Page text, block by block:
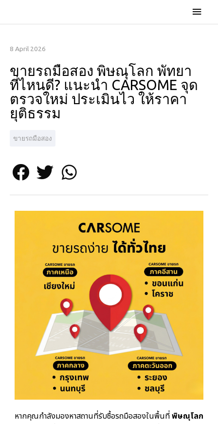
8 April 2026
ขายรถมือสอง พิษณุโลก พัทยา
ที่ไหนดี? แนะนำ CARSOME จุด
ตรวจใหม่ ประเมินไว ให้ราคา
ยุติธรรม
ขายรถมือสอง
หากคุณกำลังมองหาสถานที่รับซื้อรถมือสองในพื้นที่พิษณุโลก